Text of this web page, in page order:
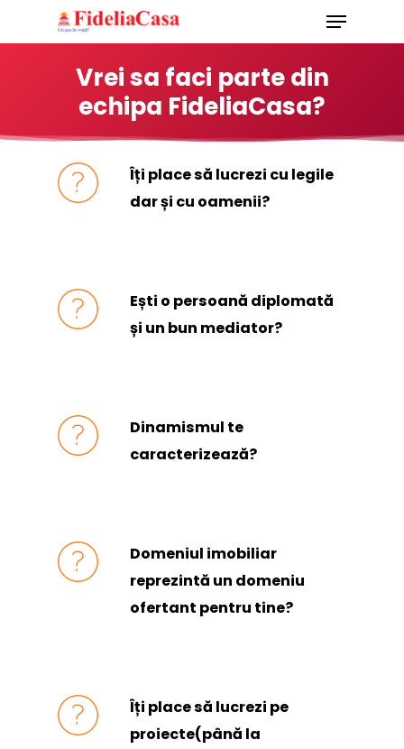
to
Menu
Vrei sa faci parte din
echipa FideliaCasa?
Îți place să lucrezi cu legile
dar și cu oamenii?
Ești o persoană diplomată
și un bun mediator?
Dinamismul te
caracterizează?
Domeniul imobiliar
reprezintă un domeniu
ofertant pentru tine?
Îți place să lucrezi pe
proiecte(până la